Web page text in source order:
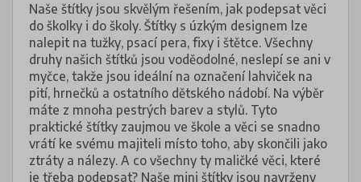
Naše štítky jsou skvělým řešením, jak podepsat věci
do školky i do školy. Štítky s úzkým designem lze
nalepit na tužky, psací pera, fixy i štětce. Všechny
druhy našich štítků jsou voděodolné, neslepí se ani v
myčce, takže jsou ideální na označení lahviček na
pití, hrnečků a ostatního dětského nádobí. Na výběr
máte z mnoha pestrých barev a stylů. Tyto
praktické štítky zaujmou ve škole a věci se snadno
vrátí ke svému majiteli místo toho, aby skončili jako
ztráty a nálezy. A co všechny ty maličké věci, které
je třeba podepsat? Naše mini štítky jsou navrženy